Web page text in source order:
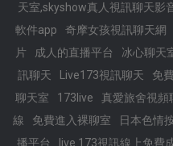
天室,skyshow真人視訊聊天影
軟件app
奇摩女孩視訊聊天網
片
成人的直播平台 冰心聊天
訊聊天
Live173視訊聊天 免
聊天室
173live 真愛旅舍視頻
線
免費進入裸聊室 日本色情
播平台
live 173視訊線上免費